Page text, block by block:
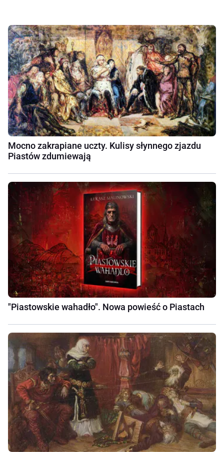
Mocno zakrapiane uczty. Kulisy słynnego zjazdu
Piastów zdumiewają
"Piastowskie wahadło". Nowa powieść o Piastach